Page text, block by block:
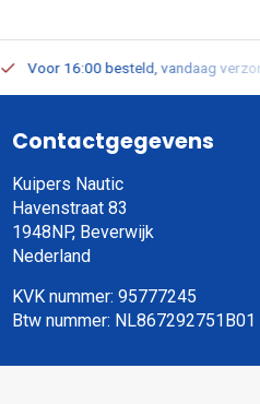
Voor 16:00 besteld, vandaag verzonden
Contactgegevens
Kuipers Nautic
Havenstraat 83
1948NP, Beverwijk
Nederland
KVK nummer: 95777245
Btw nummer: NL867292751B01